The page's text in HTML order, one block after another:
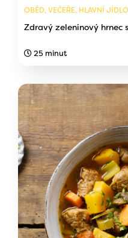
OBĚD, VEČEŘE, HLAVNÍ
Zdravý zeleninový hrnec
25 minut